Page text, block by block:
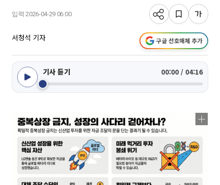
입력 2026-04-29 06:00
서청석 기자 구글 선호매체 추가
기사 듣기 00:00 / 04:16